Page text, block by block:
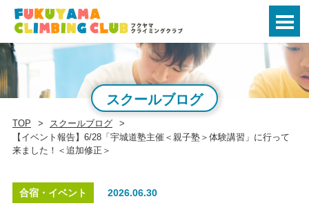
スクールブログ
TOP
スクールブログ
【イベント報告】6/28「宇城道塾主催＜親子塾＞体験講習」に行って
来ました！＜追加修正＞
合宿・イベント 2026.06.30